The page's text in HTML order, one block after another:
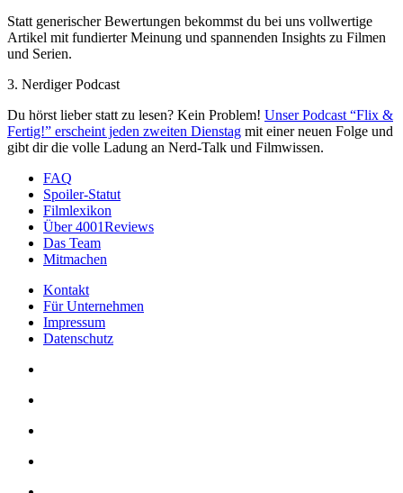
Statt generischer Bewertungen bekommst du bei uns vollwertige
Artikel mit fundierter Meinung und spannenden Insights zu Filmen
und Serien.
3. Nerdiger Podcast
Du hörst lieber statt zu lesen? Kein Problem! Unser Podcast “Flix &
Fertig!” erscheint jeden zweiten Dienstag mit einer neuen Folge und
gibt dir die volle Ladung an Nerd-Talk und Filmwissen.
FAQ
Spoiler-Statut
Filmlexikon
Über 4001Reviews
Das Team
Mitmachen
Kontakt
Für Unternehmen
Impressum
Datenschutz